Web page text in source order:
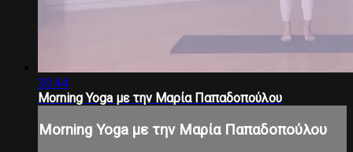
30:44
Morning Yoga με την Μαρία Παπαδοπούλου
Morning Yoga με την Μαρία Παπαδοπούλου